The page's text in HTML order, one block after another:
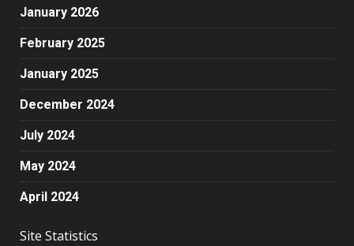
January 2026
February 2025
January 2025
December 2024
July 2024
May 2024
April 2024
Site Statistics